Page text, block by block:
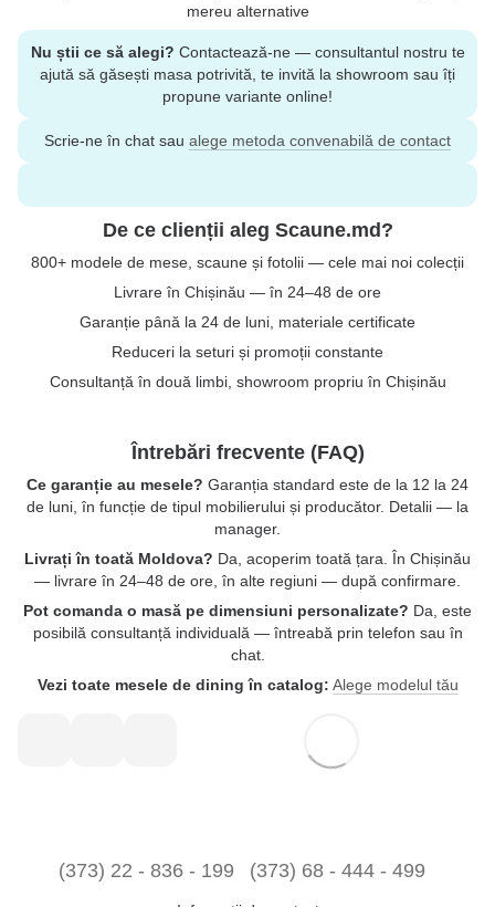
mereu alternative
Nu știi ce să alegi? Contactează-ne — consultantul nostru te
ajută să găsești masa potrivită, te invită la showroom sau îți
propune variante online!
Scrie-ne în chat sau alege metoda convenabilă de contact
De ce clienții aleg Scaune.md?
800+ modele de mese, scaune și fotolii — cele mai noi colecții
Livrare în Chișinău — în 24–48 de ore
Garanție până la 24 de luni, materiale certificate
Reduceri la seturi și promoții constante
Consultanță în două limbi, showroom propriu în Chișinău
Întrebări frecvente (FAQ)
Ce garanție au mesele? Garanția standard este de la 12 la 24
de luni, în funcție de tipul mobilierului și producător. Detalii — la
manager.
Livrați în toată Moldova? Da, acoperim toată țara. În Chișinău
— livrare în 24–48 de ore, în alte regiuni — după confirmare.
Pot comanda o masă pe dimensiuni personalizate? Da, este
posibilă consultanță individuală — întreabă prin telefon sau în
chat.
Vezi toate mesele de dining în catalog: Alege modelul tău
(373) 22 - 836 - 199 (373) 68 - 444 - 499